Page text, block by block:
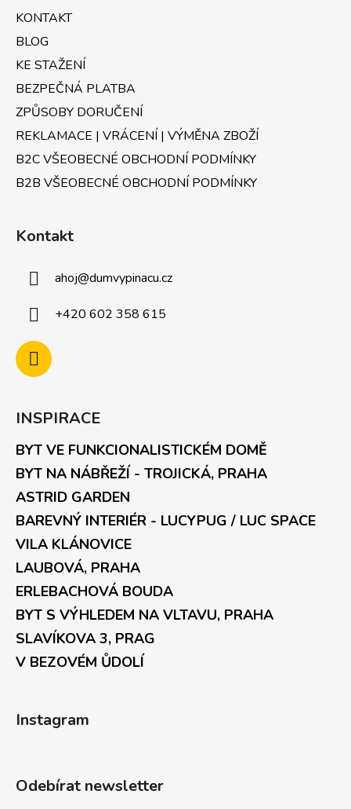
ý
p
i
s
KONTAKT
BLOG
KE STAŽENÍ
BEZPEČNÁ PLATBA
ZPŮSOBY DORUČENÍ
REKLAMACE | VRÁCENÍ | VÝMĚNA ZBOŽÍ
B2C VŠEOBECNÉ OBCHODNÍ PODMÍNKY
B2B VŠEOBECNÉ OBCHODNÍ PODMÍNKY
Kontakt
ahoj@dumvypinacu.cz
+420 602 358 615
INSPIRACE
BYT VE FUNKCIONALISTICKÉM DOMĚ
BYT NA NÁBŘEŽÍ - TROJICKÁ, PRAHA
ASTRID GARDEN
BAREVNÝ INTERIÉR - LUCYPUG / LUC SPACE
VILA KLÁNOVICE
LAUBOVÁ, PRAHA
ERLEBACHOVÁ BOUDA
BYT S VÝHLEDEM NA VLTAVU, PRAHA
SLAVÍKOVA 3, PRAG
V BEZOVÉM ŮDOLÍ
Instagram
Odebírat newsletter